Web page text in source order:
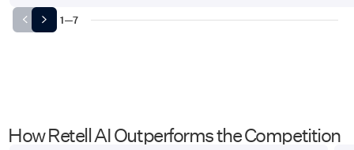
1—7
How Retell AI Outperforms the Competition